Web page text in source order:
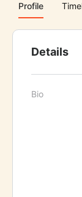
Profile
Details
Bio